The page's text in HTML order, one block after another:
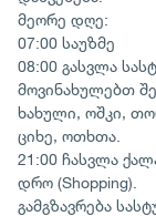
მეორე დღე:
07:00 საუზმე
08:00 გასვლა
მოვინახულებთ
ხახული, ოშკი,
ციხე, ოთხთა.
21:00 ჩასვლა
დრო (Shopping).
გამგზავრება